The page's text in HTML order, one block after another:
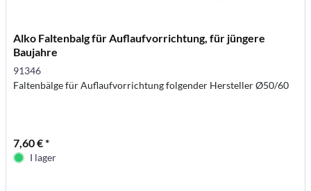
Alko Faltenbalg für Auflaufvorrichtung, für jüngere
Baujahre
91346
Faltenbälge für Auflaufvorrichtung folgender Hersteller Ø50/60
7,60 € *
I lager